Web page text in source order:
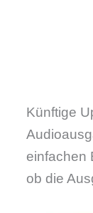
Künftige
einfachen
ob die